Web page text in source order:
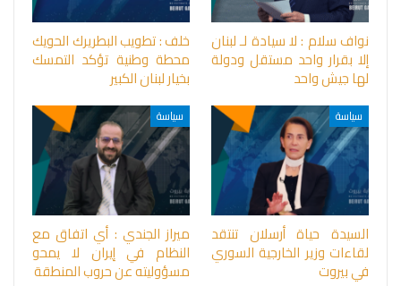
نواف سلام : لا سيادة لـ لبنان
إلا بقرار واحد مستقل ودولة
لها جيش واحد
خلف : تطويب البطريرك الحويك
محطة وطنية تؤكد التمسك
بخيار لبنان الكبير
سياسة
السيدة حياة أرسلان تنتقد
لقاءات وزير الخارجية السوري
في بيروت
سياسة
ميراز الجندي : أي اتفاق مع
النظام في إيران لا يمحو
مسؤوليته عن حروب المنطقة